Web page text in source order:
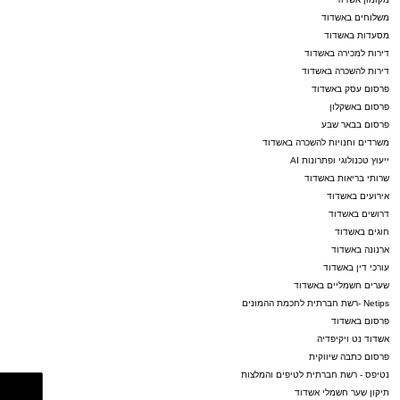
והדאגה לכל פרט, יישר כח עצום".
מעוניינים להגיב? לדווח ? צרו איתנו קשר במייל -
ASHDODS@ISNET.CO.IL
משלוחים באשדוד
מסעדות באשדוד
דירות למכירה באשדוד
דירות להשכרה באשדוד
פרסום עסק באשדוד
פרסום באשקלון
פרסום בבאר שבע
משרדים וחנויות להשכרה באשדוד
ייעוץ טכנולוגי ופתרונות AI
שרותי בריאות באשדוד
אירועים באשדוד
דרושים באשדוד
חוגים באשדוד
ארנונה באשדוד
עורכי דין באשדוד
שערים חשמליים באשדוד
Netips -רשת חברתית לחכמת ההמונים
פרסום באשדוד
אשדוד נט ויקיפדיה
פרסום כתבה שיווקית
נטיפס - רשת חברתית לטיפים והמלצות
תיקון שער חשמלי אשדוד